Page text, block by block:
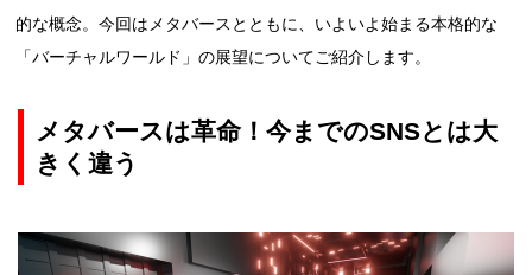
的な概念。今回はメタバースとともに、いよいよ始まる本格的な
「バーチャルワールド」の展望についてご紹介します。
メタバースは革命！今までのSNSとは大
きく違う